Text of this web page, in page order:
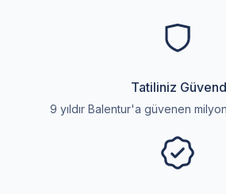
Tatiliniz
9 yıldır Balentur'a güvenen